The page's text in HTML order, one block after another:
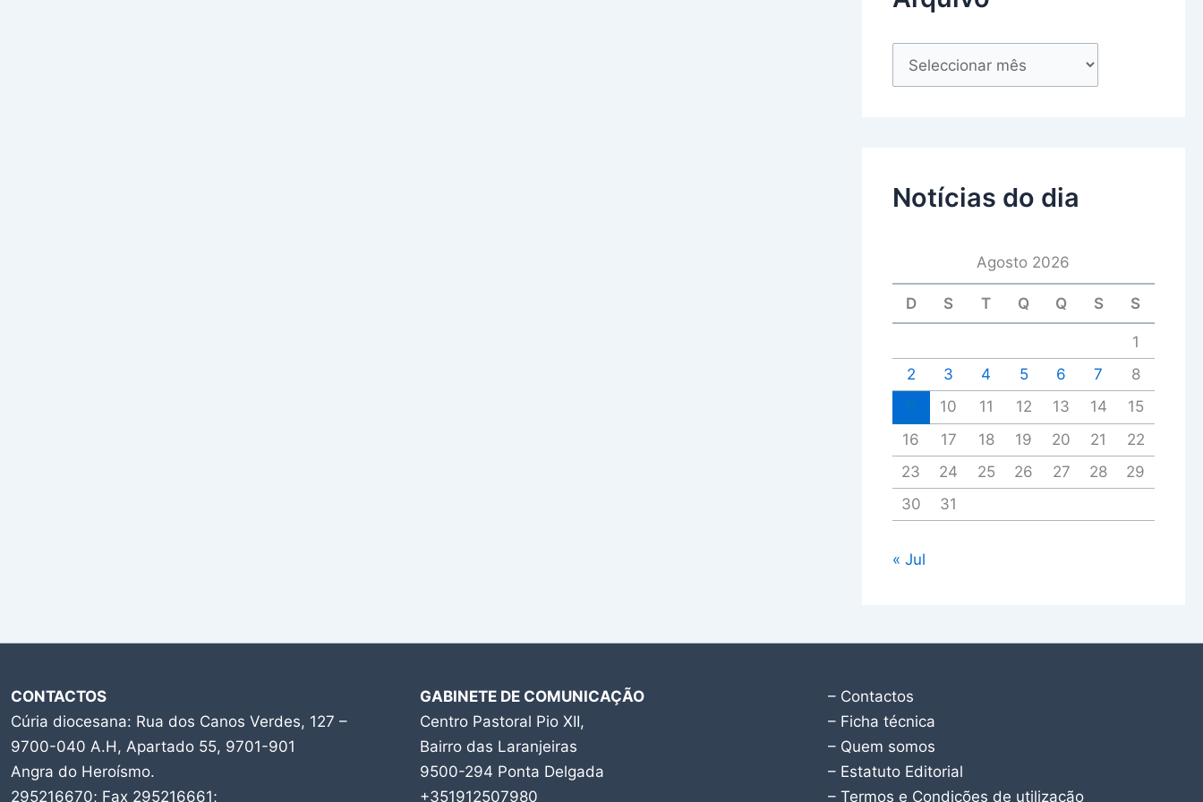
Notícias do dia
Agosto 2026
D S T Q Q S S
1
2
3 4 5 6 7
8
10 11 12 13 14
15
16
17 18 19 20 21
22
23
24 25 26 27 28
29
30
31
« Jul
CONTACTOS
Cúria diocesana: Rua dos Canos Verdes, 127 –
9700-040 A.H, Apartado 55, 9701-901
Angra do Heroísmo.
295216670; Fax 295216661;
GABINETE DE COMUNICAÇÃO
Centro Pastoral Pio XII,
Bairro das Laranjeiras
9500-294 Ponta Delgada
+351912507980
– Contactos
– Ficha técnica
– Quem somos
– Estatuto Editorial
– Termos e Condições de utilização